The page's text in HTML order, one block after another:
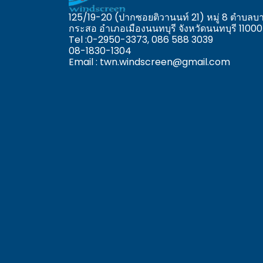
125/19-20 (ปากซอยติวานนท์ 21) หมู่ 8 ตำบลบ
กระสอ อำเภอเมืองนนทบุรี จังหวัดนนทบุรี 11000
Tel :0-2950-3373,086 588 3039
08-1830-1304
Email : twn.windscreen@gmail.com